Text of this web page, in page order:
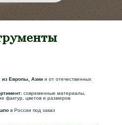
в России под заказ
из Европы, Азии и от отечественных
современные материалы,
фактур, цветов и размеров